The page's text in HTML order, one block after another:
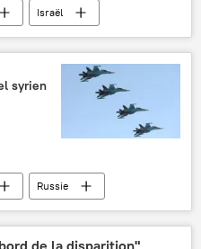
Israël
syrien
Russie
Qatar